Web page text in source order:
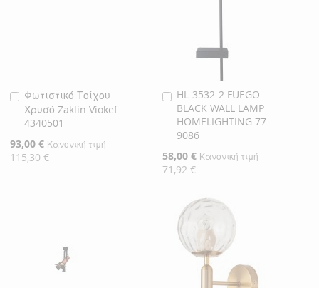
Φωτιστικό Τοίχου
Χρυσό Zaklin Viokef
4340501
Ειδική
Τιμή
93,00 € Κανονική τιμή
115,30 €
Προσθήκη
στο
Καλάθι
HL-3532-2 FUEGO
BLACK WALL LAMP
HOMELIGHTING 77-
9086
Ειδική
Τιμή
58,00 € Κανονική τιμή
71,92 €
Προσθήκη
στο
Καλάθι